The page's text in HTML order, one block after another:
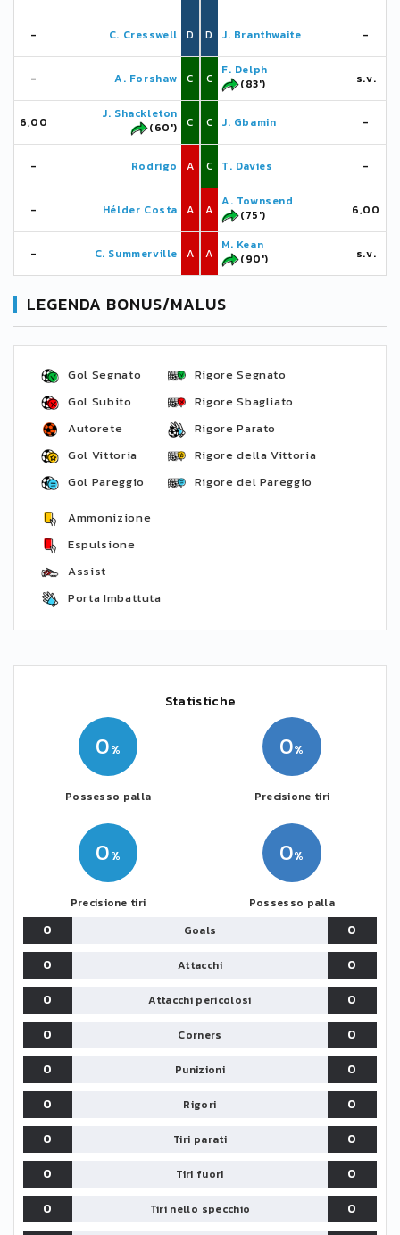
- C. Cresswell D
- A. Forshaw C
6,00
J. Shackleton
(60')
C
- Rodrigo A
- Hélder Costa A
- C. Summerville A
D J. Branthwaite -
C
F. Delph
(83')
s.v.
C J. Gbamin -
C T. Davies -
A
A. Townsend
(75')
6,00
A
M. Kean
(90')
s.v.
LEGENDA BONUS/MALUS
Gol Segnato
Gol Subito
Autorete
Gol Vittoria
Gol Pareggio
Rigore Segnato
Rigore Sbagliato
Rigore Parato
Rigore della Vittoria
Rigore del Pareggio
Ammonizione
Espulsione
Assist
Porta Imbattuta
Statistiche
0
Possesso palla
0
Precisione tiri
0
Possesso palla
0
Precisione tiri
0 Goals
0
0
Attacchi
0
0
Attacchi pericolosi
0
0
Corners
0
0
Punizioni
0
0
Rigori
0
0
Tiri parati
0
0
Tiri fuori
0
0
Tiri nello specchio
0